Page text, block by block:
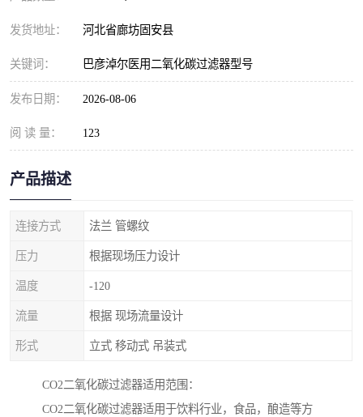
发货地址： 河北省廊坊固安县
关键词： 巴彦淖尔医用二氧化碳过滤器型号
发布日期： 2026-08-06
阅 读 量： 123
产品描述
连接方式 法兰 管螺纹
压力 根据现场压力设计
温度 -120
流量 根据 现场流量设计
形式 立式 移动式 吊装式
CO2二氧化碳过滤器适用范围：
CO2二氧化碳过滤器适用于饮料行业，食品，酿造等方